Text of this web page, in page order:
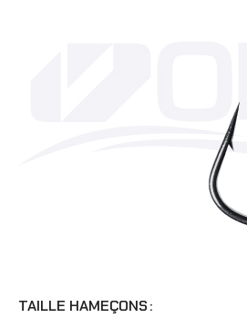
TAILLE HAMEÇONS